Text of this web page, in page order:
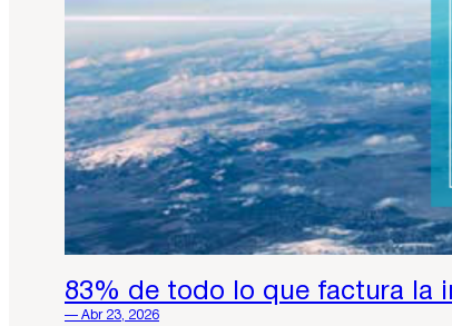
83% de todo lo que factura la
— Abr 23, 2026